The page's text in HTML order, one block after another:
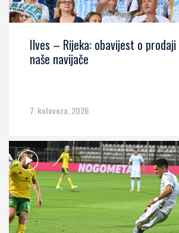
Ilves – Rijeka: obavijest o
naše navijače
7. kolovoza, 2026